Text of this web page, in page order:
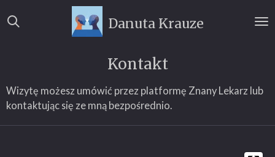
Przejdź
do
Danuta Krauze
Kontakt
Wizytę możesz umówić przez platformę Znany Lekarz lub
kontaktując się ze mną bezpośrednio.